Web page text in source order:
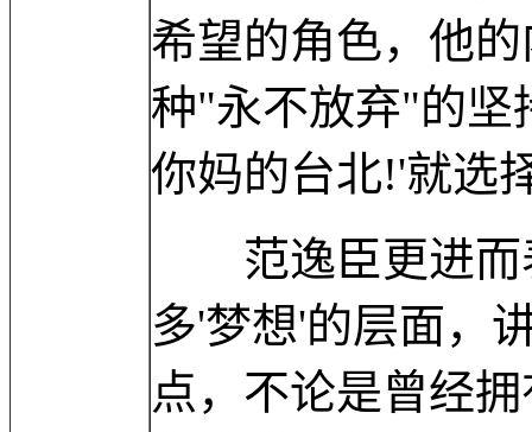
希望的角色，他
种"永不放弃"的坚
你妈的台北!'就选
范逸臣更进而
多'梦想'的层面，
点，不论是曾经